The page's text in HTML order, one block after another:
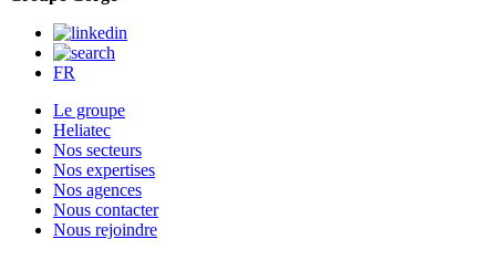
FR
Le groupe
Heliatec
Nos secteurs
Nos expertises
Nos agences
Nous contacter
Nous rejoindre